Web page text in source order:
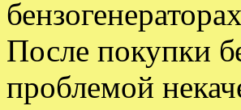
После покупки
проблемой